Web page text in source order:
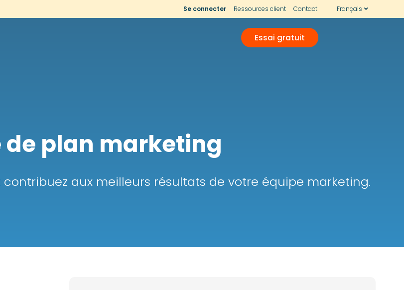
Se connecter Ressources client Contact Français
Essai gratuit
de plan marketing
aux meilleurs résultats de votre équipe marketing.